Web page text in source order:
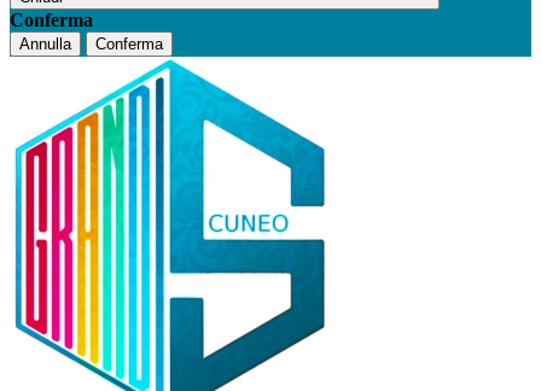
Conferma
Annulla Conferma